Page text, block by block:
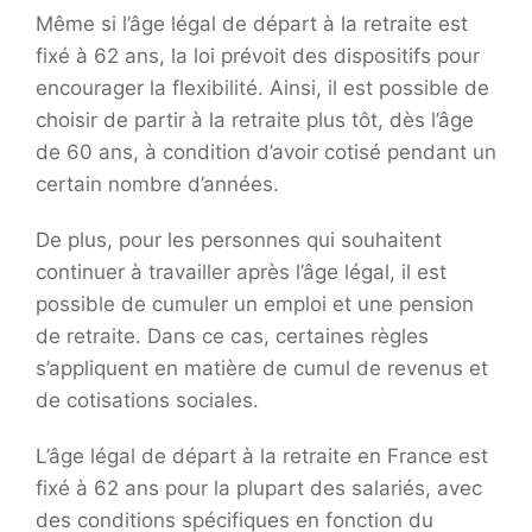
Même si l’âge légal de départ à la retraite est
fixé à 62 ans, la loi prévoit des dispositifs pour
encourager la flexibilité. Ainsi, il est possible de
choisir de partir à la retraite plus tôt, dès l’âge
de 60 ans, à condition d’avoir cotisé pendant un
certain nombre d’années.
De plus, pour les personnes qui souhaitent
continuer à travailler après l’âge légal, il est
possible de cumuler un emploi et une pension
de retraite. Dans ce cas, certaines règles
s’appliquent en matière de cumul de revenus et
de cotisations sociales.
L’âge légal de départ à la retraite en France est
fixé à 62 ans pour la plupart des salariés, avec
des conditions spécifiques en fonction du